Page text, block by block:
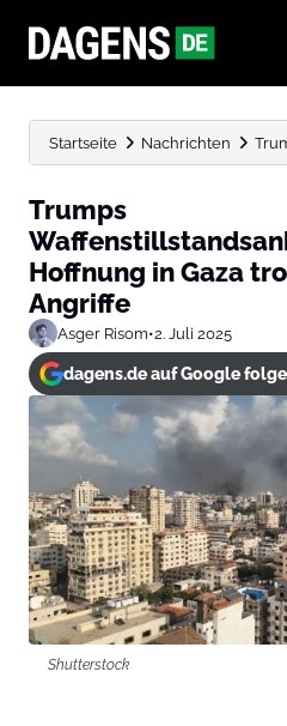
Startseite Nachrichten
Trumps
Hoffnung in Gaza
Angriffe
Asger Risom•2. Juli 2025
dagens.de auf Google
Shutterstock